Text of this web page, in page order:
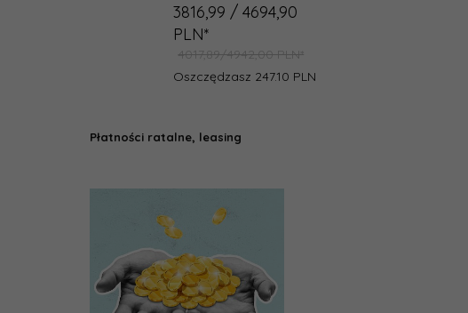
3816,99 / 4694,90
PLN*
4017,89/4942,00 PLN*
Oszczędzasz 247.10 PLN
Płatności ratalne, leasing